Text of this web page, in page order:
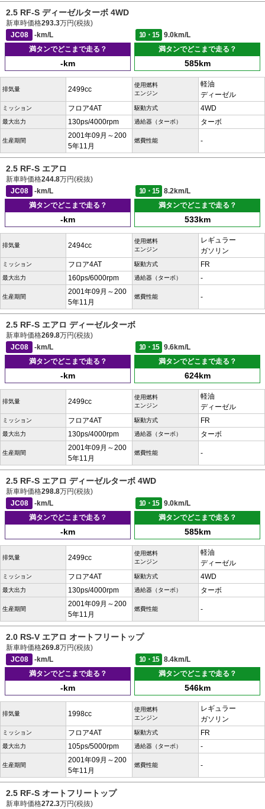
2.5 RF-S ディーゼルターボ 4WD
新車時価格293.3万円(税抜)
JC08
-km/L 10・15
9.0km/L
満タンでどこまで走る？
-km
満タンでどこまで走る？
585km
排気量 2499cc
使用燃料
エンジン
軽油
ディーゼル
ミッション フロア4AT 駆動方式 4WD
最大出力 130ps/4000rpm 過給器（ターボ） ターボ
生産期間
2001年09月～200
5年11月
燃費性能 -
2.5 RF-S エアロ
新車時価格244.8万円(税抜)
JC08
-km/L 10・15
8.2km/L
満タンでどこまで走る？
-km
満タンでどこまで走る？
533km
排気量 2494cc
使用燃料
エンジン
レギュラー
ガソリン
ミッション フロア4AT 駆動方式 FR
最大出力 160ps/6000rpm 過給器（ターボ） -
生産期間
2001年09月～200
5年11月
燃費性能 -
2.5 RF-S エアロ ディーゼルターボ
新車時価格269.8万円(税抜)
JC08
-km/L 10・15
9.6km/L
満タンでどこまで走る？
-km
満タンでどこまで走る？
624km
排気量 2499cc
使用燃料
エンジン
軽油
ディーゼル
ミッション フロア4AT 駆動方式 FR
最大出力 130ps/4000rpm 過給器（ターボ） ターボ
生産期間
2001年09月～200
5年11月
燃費性能 -
2.5 RF-S エアロ ディーゼルターボ 4WD
新車時価格298.8万円(税抜)
JC08
-km/L 10・15
9.0km/L
満タンでどこまで走る？
-km
満タンでどこまで走る？
585km
排気量 2499cc
使用燃料
エンジン
軽油
ディーゼル
ミッション フロア4AT 駆動方式 4WD
最大出力 130ps/4000rpm 過給器（ターボ） ターボ
生産期間
2001年09月～200
5年11月
燃費性能 -
2.0 RS-V エアロ オートフリートップ
新車時価格269.8万円(税抜)
JC08
-km/L 10・15
8.4km/L
満タンでどこまで走る？
-km
満タンでどこまで走る？
546km
排気量 1998cc
使用燃料
エンジン
レギュラー
ガソリン
ミッション フロア4AT 駆動方式 FR
最大出力 105ps/5000rpm 過給器（ターボ） -
生産期間
2001年09月～200
5年11月
燃費性能 -
2.5 RF-S オートフリートップ
新車時価格272.3万円(税抜)